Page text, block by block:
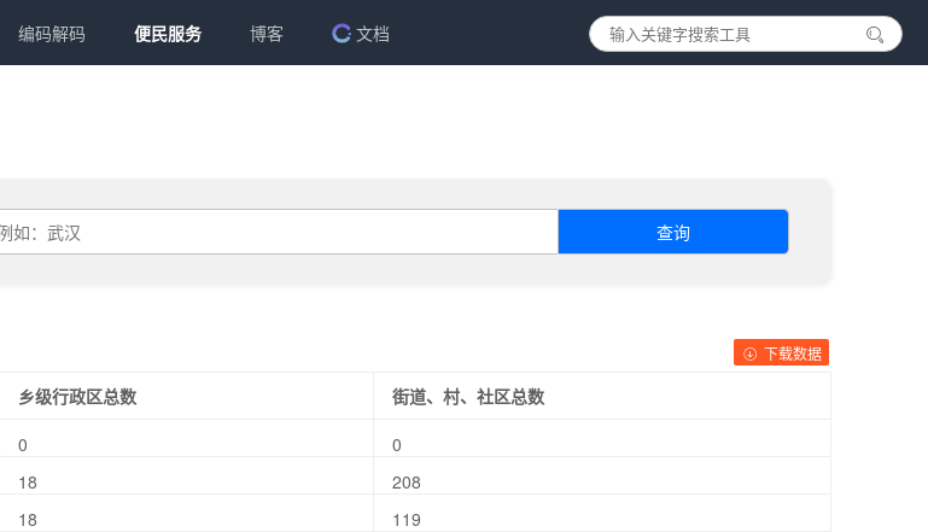
编码解码 便民服务 博客 文档
查询
下载数据
乡级行政区总数
街道、村、社区总数
0
0
18
208
18
119